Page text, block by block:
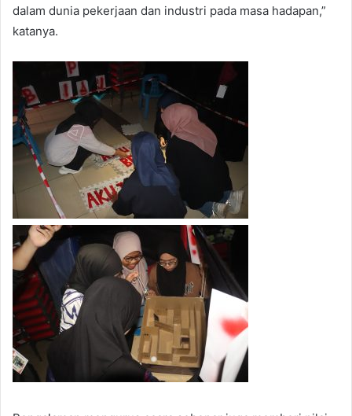
dalam dunia pekerjaan dan industri pada masa hadapan,”
katanya.